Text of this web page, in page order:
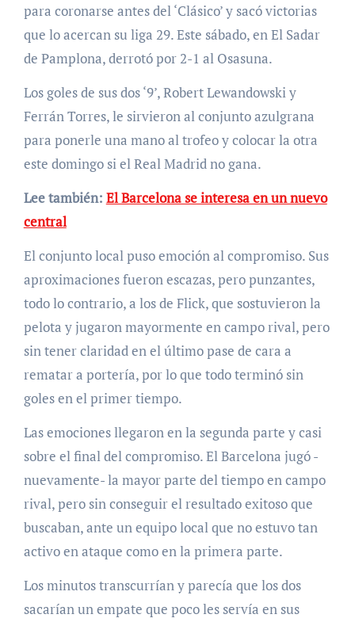
para coronarse antes del ‘Clásico’ y sacó victorias
que lo acercan su liga 29. Este sábado, en El Sadar
de Pamplona, derrotó por 2-1 al Osasuna.
Los goles de sus dos ‘9’, Robert Lewandowski y
Ferrán Torres, le sirvieron al conjunto azulgrana
para ponerle una mano al trofeo y colocar la otra
este domingo si el Real Madrid no gana.
Lee también: El Barcelona se interesa en un nuevo
central
El conjunto local puso emoción al compromiso. Sus
aproximaciones fueron escazas, pero punzantes,
todo lo contrario, a los de Flick, que sostuvieron la
pelota y jugaron mayormente en campo rival, pero
sin tener claridad en el último pase de cara a
rematar a portería, por lo que todo terminó sin
goles en el primer tiempo.
Las emociones llegaron en la segunda parte y casi
sobre el final del compromiso. El Barcelona jugó -
nuevamente- la mayor parte del tiempo en campo
rival, pero sin conseguir el resultado exitoso que
buscaban, ante un equipo local que no estuvo tan
activo en ataque como en la primera parte.
Los minutos transcurrían y parecía que los dos
sacarían un empate que poco les servía en sus